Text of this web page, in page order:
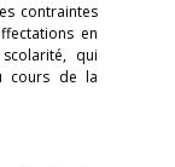
contraintes
en
qui
cours de la